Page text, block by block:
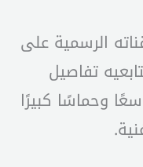
الرسمية على
تفاصيل
وحماسًا كبيرًا